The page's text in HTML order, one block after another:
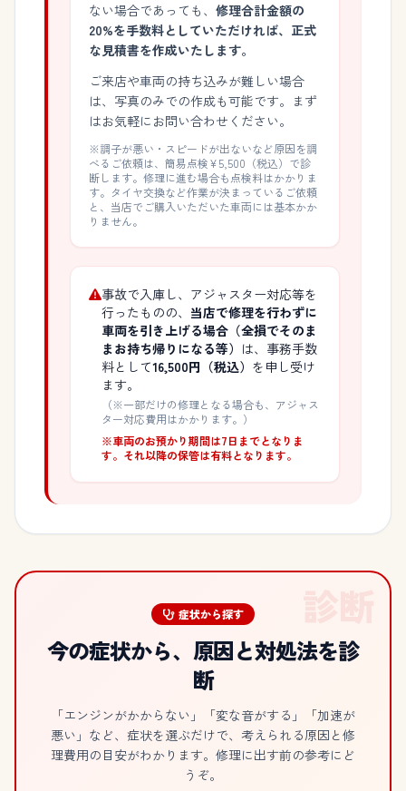
ない場合であっても、 修理合計金額の
20%を手数料としていただければ、正式
な見積書を作成いたします。
ご来店や車両の持ち込みが難しい場合
は、写真のみでの作成も可能です。まず
はお気軽にお問い合わせください。
※調子が悪い・スピードが出ないなど原因を調
べるご依頼は、簡易点検¥5,500（税込）で診
断します。修理に進む場合も点検料はかかりま
す。タイヤ交換など作業が決まっているご依頼
と、当店でご購入いただいた車両には基本かか
りません。
事故で入庫し、アジャスター対応等を
行ったものの、 当店で修理を行わずに
車両を引き上げる場合（全損でそのま
まお持ち帰りになる等） は、事務手数
料として16,500円（税込） を申し受け
ます。
（※一部だけの修理となる場合も、アジャス
ター対応費用はかかります。）
※車両のお預かり期間は7日までとなりま
す。それ以降の保管は有料となります。
症状から探す
今の症状から、原因と対処法を診
断
「エンジンがかからない」「変な音がする」「加速が
悪い」など、症状を選ぶだけで、考えられる原因と修
理費用の目安がわかります。修理に出す前の参考にど
うぞ。